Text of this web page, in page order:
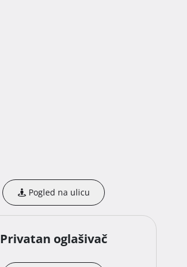
Pogled na ulicu
Privatan oglašivač